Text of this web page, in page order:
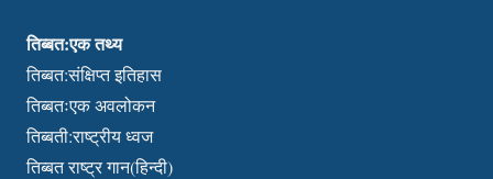
तिब्बत:एक तथ्य
तिब्बत:संक्षिप्त इतिहास
तिब्बतःएक अवलोकन
तिब्बती:राष्ट्रीय ध्वज
तिब्बत राष्ट्र गान(हिन्दी)